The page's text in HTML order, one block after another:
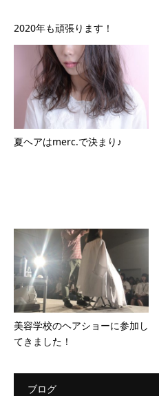
2020年も頑張ります！
夏ヘアはmerc.で決まり♪
美容学校のヘアショーに参加し
てきました！
ブログ